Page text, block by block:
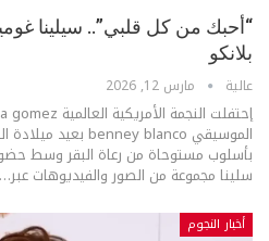
“أحبك من كل قلبي”.. سيلينا
بلانكو
عالية مارس 12, 2026
بأسلوب مستوحاة من رعاة البقر وسط
سلينا مجموعة من الصور والفيديوهات عبر…
أخبار النجوم